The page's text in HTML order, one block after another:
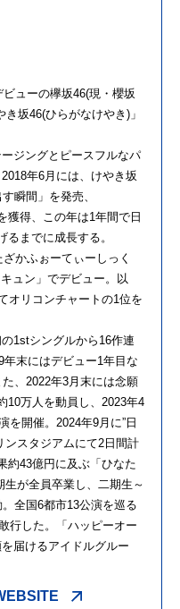
ューの欅坂46(現・櫻坂
坂46(ひらがなけやき)」
ジングとピースフルなパ
年6月には、けやき坂
瞬間」を発売、
獲得、この年は1年間で日
までに成長する。
かふぉーてぃーしっく
ュン」でデビュー。以
オリコンチャートの1位を
1stシングルから16作連
末にはデビュー1年目な
、2022年3月末には念願
10万人を動員し、2023年4
を開催。2024年9月に”日
ンスタジアムにて2日間計
約43億円に及ぶ「ひなた
生が全員卒業し、二期生～
全国6都市13公演を巡る
行した。「ハッピーオー
届けるアイドルグルー